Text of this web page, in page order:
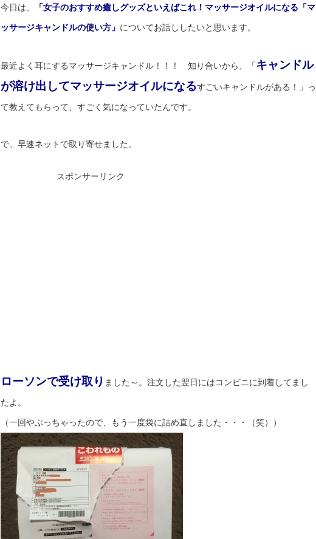
今日は、 「女子のおすすめ癒しグッズといえばこれ！マッサージオイルになる「マ
ッサージキャンドルの使い方」 についてお話ししたいと思います。
最近よく耳にするマッサージキャンドル！！！ 知り合いから、「キャンドル
が溶け出してマッサージオイルになるすごいキャンドルがある！」っ
て教えてもらって、すごく気になっていたんです。
で、早速ネットで取り寄せました。
スポンサーリンク
ローソンで受け取り ました～。注文した翌日にはコンビニに到着してまし
たよ。
（一回やぶっちゃったので、もう一度袋に詰め直しました・・・（笑））